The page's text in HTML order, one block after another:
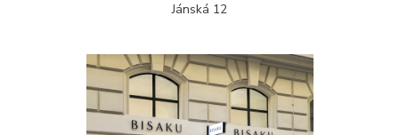
Jánská 12